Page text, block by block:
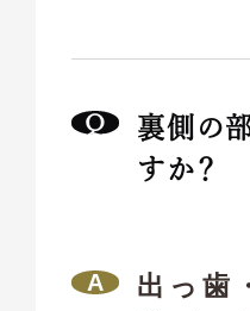
裏側の
すか？
出っ歯